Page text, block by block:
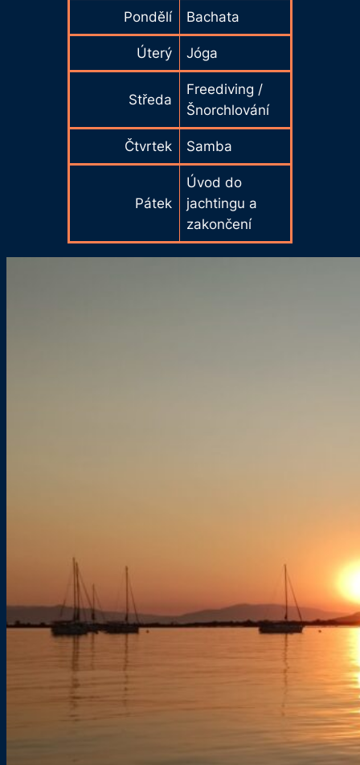
Pondělí Bachata
Úterý Jóga
Středa
Freediving /
Šnorchlování
Čtvrtek Samba
Pátek
Úvod do
jachtingu a
zakončení